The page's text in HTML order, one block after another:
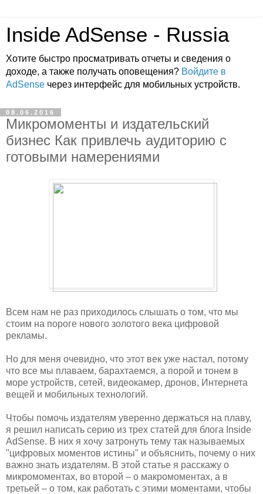
Inside AdSense - Russia
Хотите быстро просматривать отчеты и сведения о
доходе, а также получать оповещения? Войдите в
AdSense через интерфейс для мобильных устройств.
08.06.2016
Микромоменты и издательский
бизнес Как привлечь аудиторию с
готовыми намерениями
Всем нам не раз приходилось слышать о том, что мы
стоим на пороге нового золотого века цифровой
рекламы.
Но для меня очевидно, что этот век уже настал, потому
что все мы плаваем, барахтаемся, а порой и тонем в
море устройств, сетей, видеокамер, дронов, Интернета
вещей и мобильных технологий.
Чтобы помочь издателям уверенно держаться на плаву,
я решил написать серию из трех статей для блога Inside
AdSense. В них я хочу затронуть тему так называемых
"цифровых моментов истины" и объяснить, почему о них
важно знать издателям. В этой статье я расскажу о
микромоментах, во второй – о макромоментах, а в
третьей – о том, как работать с этими моментами, чтобы